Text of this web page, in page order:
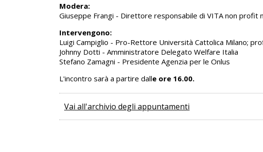
Modera:
Giuseppe Frangi - Direttore responsabile di VITA non profit
Intervengono:
Luigi Campiglio - Pro-Rettore Università Cattolica Milano;
Johnny Dotti - Amministratore Delegato Welfare Italia
Stefano Zamagni - Presidente Agenzia per le Onlus
L'incontro sarà a partire dalle ore 16.00.
Vai all'archivio degli appuntamenti